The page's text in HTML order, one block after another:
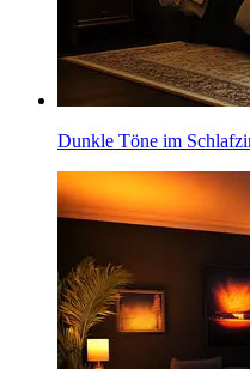
Dunkle Töne im